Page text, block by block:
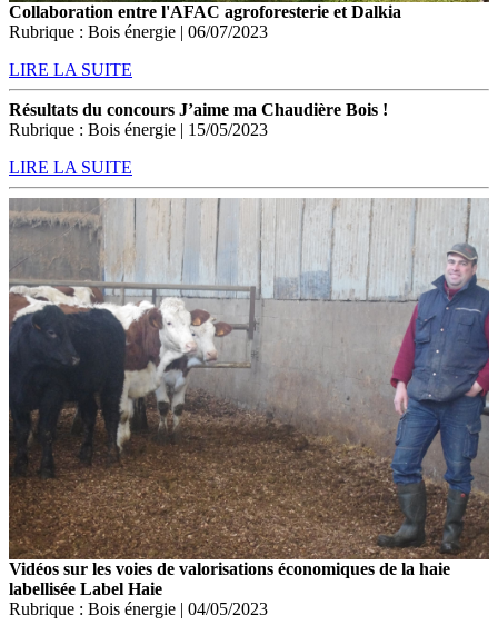
Collaboration entre l'AFAC agroforesterie et Dalkia
Rubrique : Bois énergie | 06/07/2023
LIRE LA SUITE
Résultats du concours J’aime ma Chaudière Bois !
Rubrique : Bois énergie | 15/05/2023
LIRE LA SUITE
Vidéos sur les voies de valorisations économiques de la haie
labellisée Label Haie
Rubrique : Bois énergie | 04/05/2023